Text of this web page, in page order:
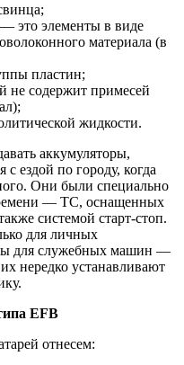
— это элементы в виде
материала (в
пластин;
не содержит примесей
жидкости.
аккумуляторы,
с ездой по городу, когда
Они были специально
— ТС, оснащенных
системой старт-стоп.
для личных
для служебных машин —
нередко устанавливают
EFB
отнесем: